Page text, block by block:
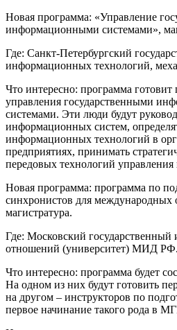
Новая программа: «Управление
информационными системами»,
Где: Санкт-Петербургский
информационных технологий,
Что интересно: программа готовит
управления государственными
системами. Эти люди будут
информационных систем,
информационных технологий в
предприятиях, принимать
передовых технологий
Новая программа: программа по
синхронистов для международных
магистратура.
Где: Московский
отношений (университет) МИД РФ.
Что интересно: программа будет
На одном из них будут готовить
на другом – инструкторов по
первое начинание такого рода в